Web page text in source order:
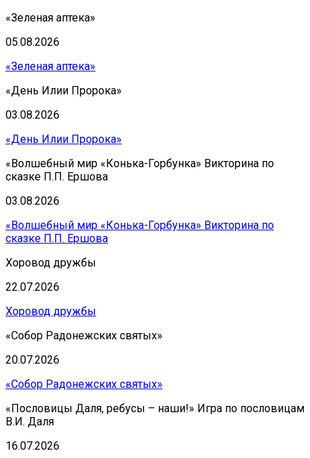
«Зеленая аптека»
05.08.2026
«Зеленая аптека»
«День Илии Пророка»
03.08.2026
«День Илии Пророка»
«Волшебный мир «Конька-Горбунка» Викторина по
сказке П.П. Ершова
03.08.2026
«Волшебный мир «Конька-Горбунка» Викторина по
сказке П.П. Ершова
Хоровод дружбы
22.07.2026
Хоровод дружбы
«Собор Радонежских святых»
20.07.2026
«Собор Радонежских святых»
«Пословицы Даля, ребусы – наши!» Игра по пословицам
В.И. Даля
16.07.2026